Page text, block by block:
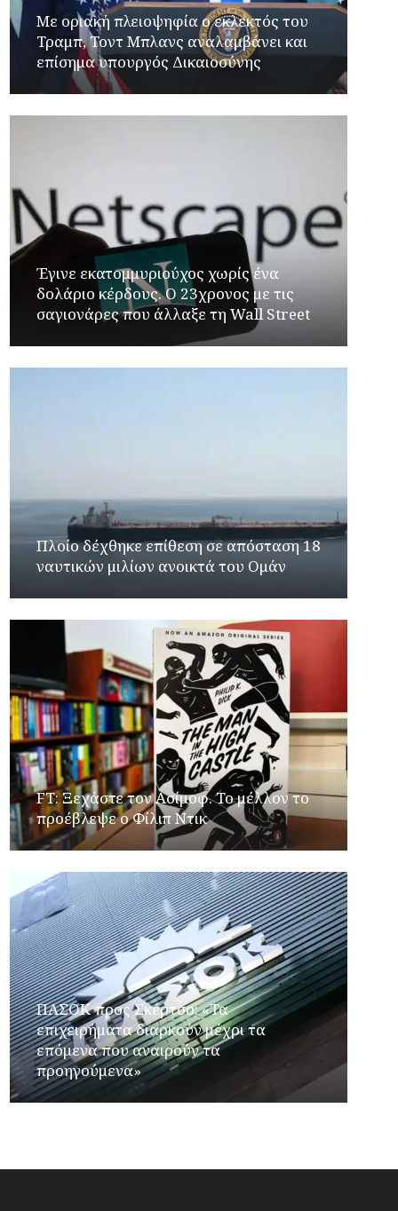
Με οριακή πλειοψηφία ο εκλεκτός του
Τραμπ, Τοντ Μπλανς αναλαμβάνει και
επίσημα υπουργός Δικαιοσύνης
Έγινε εκατομμυριούχος χωρίς ένα
δολάριο κέρδους. Ο 23χρονος με τις
σαγιονάρες που άλλαξε τη Wall Street
Πλοίο δέχθηκε επίθεση σε απόσταση 18
ναυτικών μιλίων ανοικτά του Ομάν
FT: Ξεχάστε τον Ασίμοφ. Το μέλλον το
προέβλεψε ο Φίλιπ Ντικ
ΠΑΣΟΚ προς Σκέρτσο: «Τα
επιχειρήματα διαρκούν μέχρι τα
επόμενα που αναιρούν τα
προηγούμενα»